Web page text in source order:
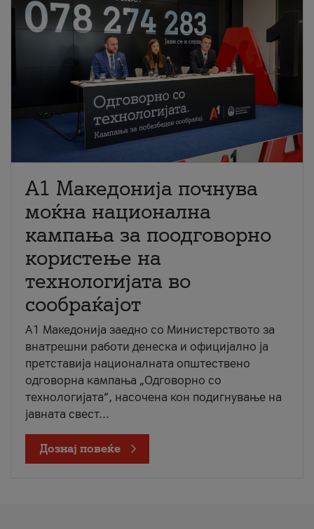
A1 Македонија почнува
моќна национална
кампања за поодговорно
користење на
технологијата во
сообраќајот
A1 Македонија заедно со Министерството за
внатрешни работи денеска и официјално ја
претставија националната општествено
одговорна кампања „Одговорно со
технологијата“, насочена кон подигнување на
јавната свест...
Дознај повеќе